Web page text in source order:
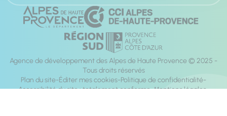
Agence de développement des Alpes de Haute Provence © 2025 -
Tous droits réservés
Plan du site Éditer mes cookies Politique de confidentialité
Accessibilité du site : totalement conforme Mentions légales